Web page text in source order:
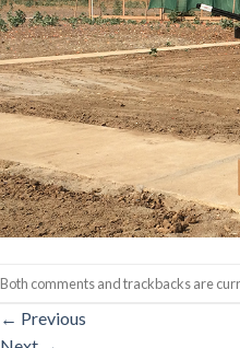
Both comments and trackbacks are
← Previous